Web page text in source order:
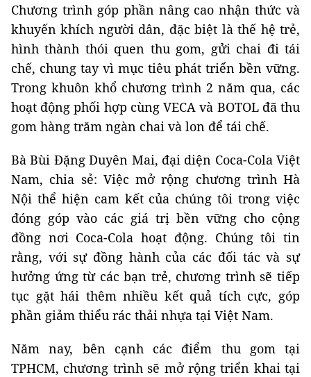
Chương trình góp phần nâng cao nhận thức và
khuyến khích người dân, đặc biệt là thế hệ trẻ,
hình thành thói quen thu gom, gửi chai đi tái
chế, chung tay vì mục tiêu phát triển bền vững.
Trong khuôn khổ chương trình 2 năm qua, các
hoạt động phối hợp cùng VECA và BOTOL đã thu
gom hàng trăm ngàn chai và lon để tái chế.
Bà Bùi Đặng Duyên Mai, đại diện Coca-Cola Việt
Nam, chia sẻ: Việc mở rộng chương trình Hà
Nội thể hiện cam kết của chúng tôi trong việc
đóng góp vào các giá trị bền vững cho cộng
đồng nơi Coca-Cola hoạt động. Chúng tôi tin
rằng, với sự đồng hành của các đối tác và sự
hưởng ứng từ các bạn trẻ, chương trình sẽ tiếp
tục gặt hái thêm nhiều kết quả tích cực, góp
phần giảm thiểu rác thải nhựa tại Việt Nam.
Năm nay, bên cạnh các điểm thu gom tại
TPHCM, chương trình sẽ mở rộng triển khai tại